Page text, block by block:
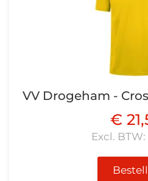
VV Drogeham -
€
Excl. BTW: